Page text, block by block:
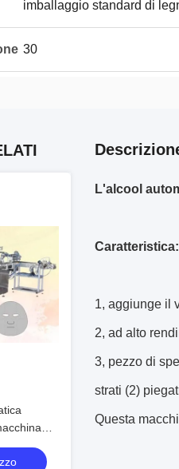
imballaggio standard di
30
L'alcool
Caratteristica:
1, aggiunge il
2, ad alto
3, pezzo di
strati (2)
Questa